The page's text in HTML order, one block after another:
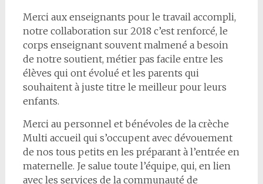
Merci aux enseignants pour le travail accompli,
notre collaboration sur 2018 c’est renforcé, le
corps enseignant souvent malmené a besoin
de notre soutient, métier pas facile entre les
élèves qui ont évolué et les parents qui
souhaitent à juste titre le meilleur pour leurs
enfants.
Merci au personnel et bénévoles de la crèche
Multi accueil qui s’occupent avec dévouement
de nos tous petits en les préparant à l’entrée en
maternelle. Je salue toute l’équipe, qui, en lien
avec les services de la communauté de